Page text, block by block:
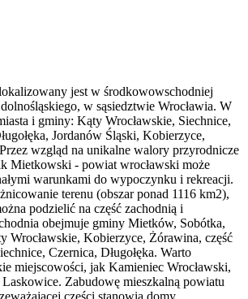
jest w środkowowschodniej
w sąsiedztwie Wrocławia. W
i gminy: Kąty Wrocławskie, Siechnice,
Jordanów Śląski, Kobierzyce,
wzgląd na unikalne walory przyrodnicze
Mietkowski - powiat wrocławski może
warunkami do wypoczynku i rekreacji.
terenu (obszar ponad 1116 km2),
podzielić na część zachodnią i
obejmuje gminy Mietków, Sobótka,
Wrocławskie, Kobierzyce, Żórawina, część
Czernica, Długołęka. Warto
miejscowości, jak Kamieniec Wrocławski,
Zabudowę mieszkalną powiatu